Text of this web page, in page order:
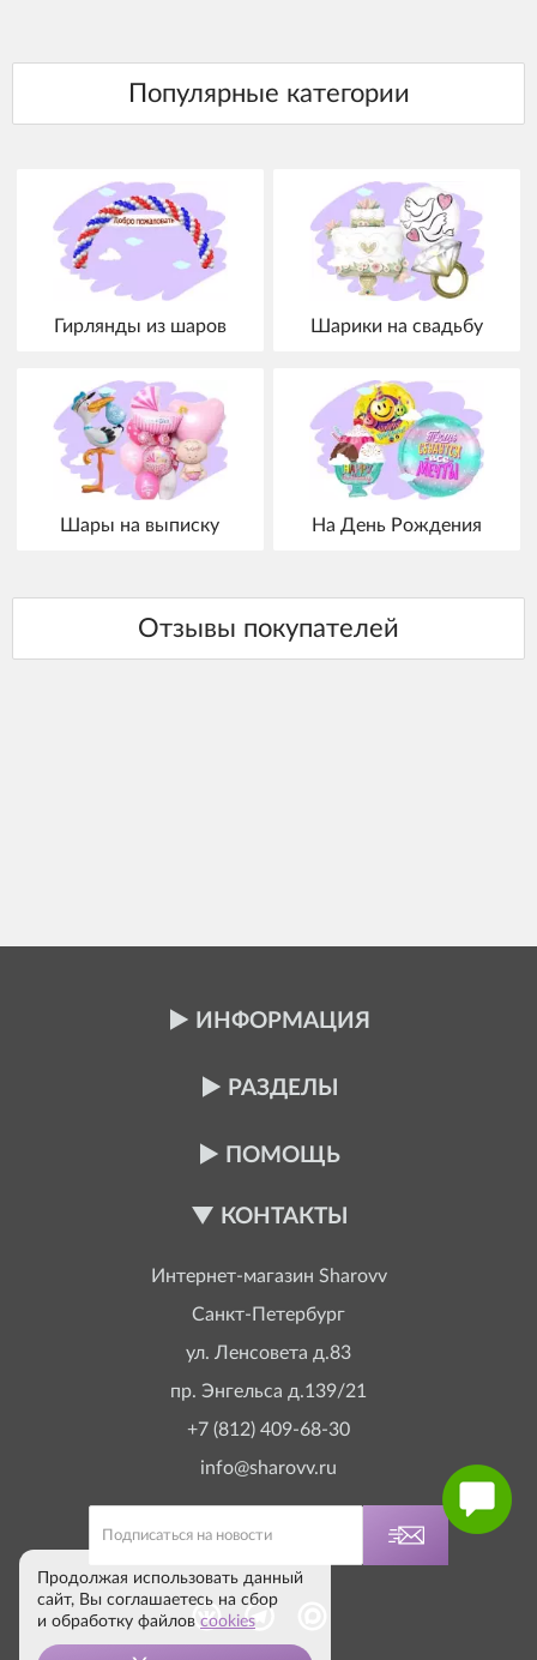
Гирлянды из шаров Шарики на свадьбу
Шары на выписку На День Рождения
ИНФОРМАЦИЯ
РАЗДЕЛЫ
ПОМОЩЬ
КОНТАКТЫ
Интернет-магазин Sharovv
Санкт-Петербург
ул. Ленсовета д.83
пр. Энгельса д.139/21
+7 (812) 409-68-30
info@sharovv.ru
Продолжая использовать данный
сайт, Вы соглашаетесь на сбор
и обработку файлов cookies